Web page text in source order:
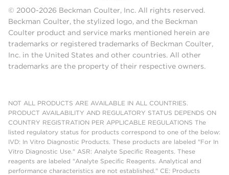
© 2000-2026 Beckman Coulter, Inc. All rights reserved.
Beckman Coulter, the stylized logo, and the Beckman
Coulter product and service marks mentioned herein are
trademarks or registered trademarks of Beckman Coulter,
Inc. in the United States and other countries. All other
trademarks are the property of their respective owners.
NOT ALL PRODUCTS ARE AVAILABLE IN ALL COUNTRIES.
PRODUCT AVAILABILITY AND REGULATORY STATUS DEPENDS ON
COUNTRY REGISTRATION PER APPLICABLE REGULATIONS The
listed regulatory status for products correspond to one of the below:
IVD: In Vitro Diagnostic Products. These products are labeled "For In
Vitro Diagnostic Use." ASR: Analyte Specific Reagents. These
reagents are labeled "Analyte Specific Reagents. Analytical and
performance characteristics are not established." CE: Products